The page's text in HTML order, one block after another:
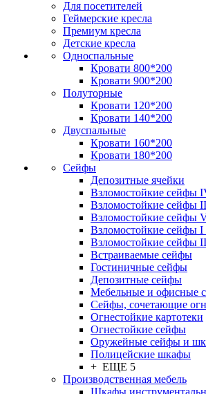
Для посетителей
Геймерские кресла
Премиум кресла
Детские кресла
Односпальные
Кровати 800*200
Кровати 900*200
Полуторные
Кровати 120*200
Кровати 140*200
Двуспальные
Кровати 160*200
Кровати 180*200
Сейфы
Депозитные ячейки
Взломостойкие сейфы
Взломостойкие сейфы II
Взломостойкие сейфы
Взломостойкие сейфы I
Взломостойкие сейфы
Встраиваемые сейфы
Гостиничные сейфы
Депозитные сейфы
Мебельные и офисные
Сейфы, сочетающие
Огнестойкие картотеки
Огнестойкие сейфы
Оружейные сейфы и
Полицейские шкафы
+ ЕЩЕ 5
Производственная мебель
Шкафы